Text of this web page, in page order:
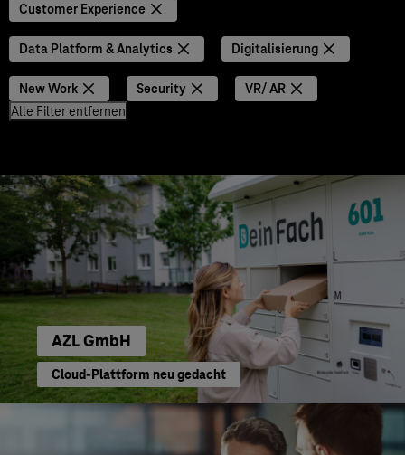
Customer Experience
Data Platform & Analytics Digitalisierung
New Work Security
VR/ AR
Alle Filter entfernen
AZL GmbH
Cloud-Plattform neu gedacht